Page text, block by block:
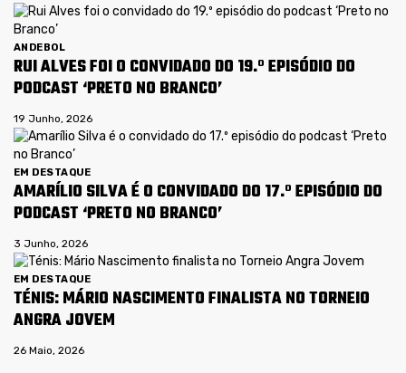
ANDEBOL
RUI ALVES FOI O CONVIDADO DO 19.º EPISÓDIO DO
PODCAST ‘PRETO NO BRANCO’
19 Junho, 2026
EM DESTAQUE
AMARÍLIO SILVA É O CONVIDADO DO 17.º EPISÓDIO DO
PODCAST ‘PRETO NO BRANCO’
3 Junho, 2026
EM DESTAQUE
TÉNIS: MÁRIO NASCIMENTO FINALISTA NO TORNEIO
ANGRA JOVEM
26 Maio, 2026